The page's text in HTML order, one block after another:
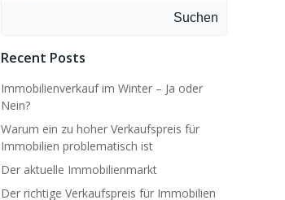
Suchen
Recent Posts
Immobilienverkauf im Winter – Ja oder
Nein?
Warum ein zu hoher Verkaufspreis für
Immobilien problematisch ist
Der aktuelle Immobilienmarkt
Der richtige Verkaufspreis für Immobilien